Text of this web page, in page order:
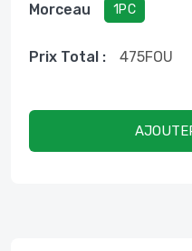
Morceau
1PC
Prix ​​total : 475FOU